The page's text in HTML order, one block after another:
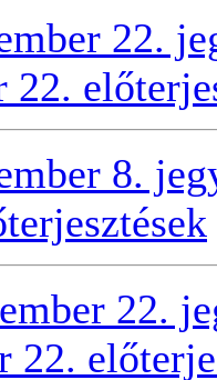
22.
22.
8.
22.
22.